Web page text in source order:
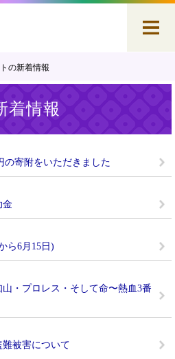
の新着情報
着情報
の寄附をいただきました
金
ら6月15日)
・プロレス・そして命〜熱血3番
被害について